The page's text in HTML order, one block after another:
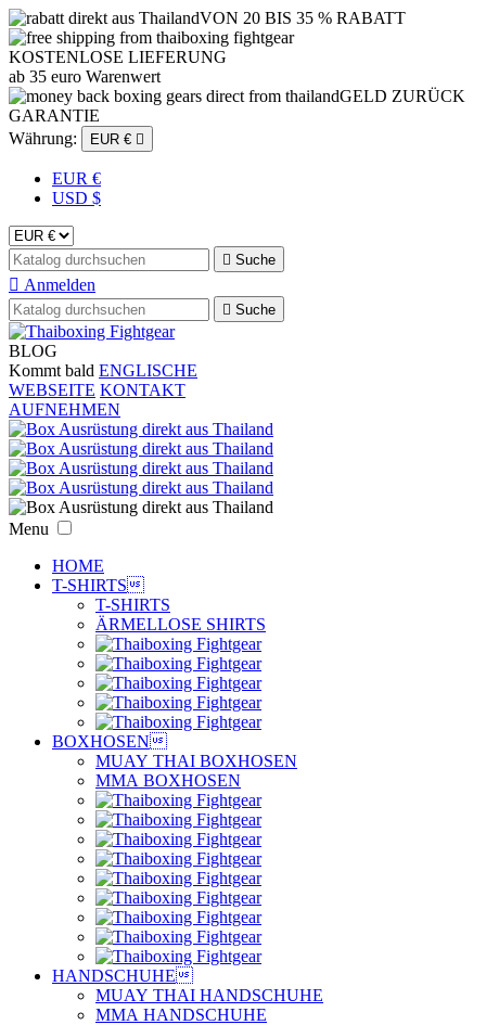
VON 20 BIS 35 % RABATT
KOSTENLOSE LIEFERUNG
ab 35 euro Warenwert
GELD ZURÜCK
GARANTIE
Währung:
EUR € 
EUR €
USD $
 Suche
 Anmelden
 Suche
BLOG
Kommt bald ENGLISCHE
WEBSEITE KONTAKT
AUFNEHMEN
Menu
HOME
T-SHIRTS
T-SHIRTS
ÄRMELLOSE SHIRTS
BOXHOSEN
MUAY THAI BOXHOSEN
MMA BOXHOSEN
HANDSCHUHE
MUAY THAI HANDSCHUHE
MMA HANDSCHUHE